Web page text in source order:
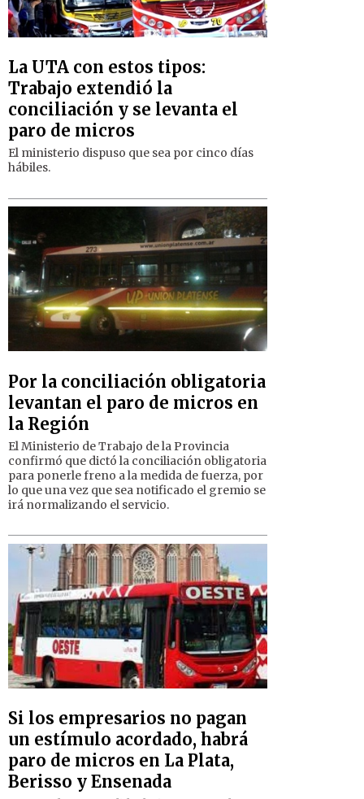
La UTA con estos tipos:
Trabajo extendió la
conciliación y se levanta el
paro de micros
El ministerio dispuso que sea por cinco días
hábiles.
Por la conciliación obligatoria
levantan el paro de micros en
la Región
El Ministerio de Trabajo de la Provincia
confirmó que dictó la conciliación obligatoria
para ponerle freno a la medida de fuerza, por
lo que una vez que sea notificado el gremio se
irá normalizando el servicio.
Si los empresarios no pagan
un estímulo acordado, habrá
paro de micros en La Plata,
Berisso y Ensenada